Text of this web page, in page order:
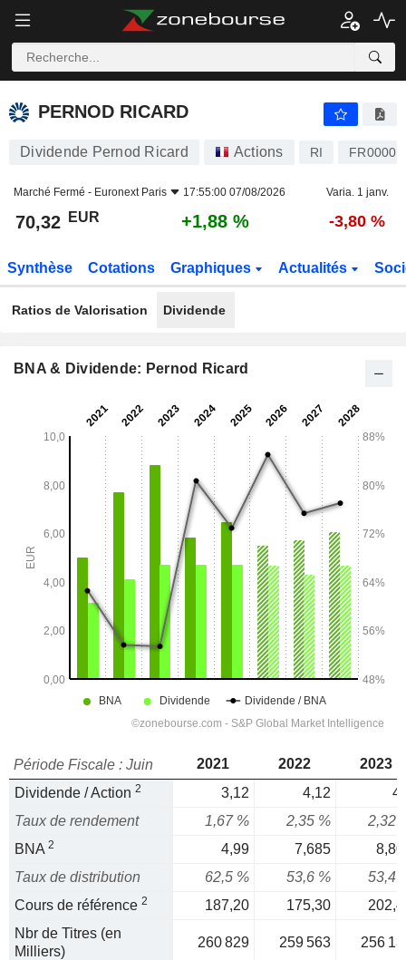
PERNOD RICARD
PERNOD RICARD
Dividende Pernod Ricard Actions RI
Marché Fermé - Euronext Paris 17:55:00 07/08/2026 Varia. 1 janv.
70,32 EUR +1,88 % -3,80 %
Synthèse Cotations Graphiques Actualités
Ratios de Valorisation Dividende
BNA & Dividende: Pernod Ricard
Période Fiscale : Juin 2021 2022
2023
Dividende / Action 2 3,12 4,12
Taux de rendement
1,67 % 2,35 %
2,32
BNA 2 4,99 7,685
Taux de distribution
62,5 % 53,6 %
53,4
Cours de référence 2 187,20 175,30
Nbr de Titres (en
Milliers)
260 829 259 563 256